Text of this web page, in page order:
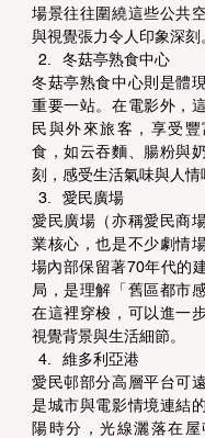
場景往往圍繞這些公共
與視覺張力令人印象深刻
冬菇亭熟食中心
冬菇亭熟食中心則是體
重要一站。在電影外，
民與外來旅客，享受
食，如云吞麵、腸粉與
刻，感受生活氣味與人情
愛民廣場
愛民廣場（亦稱愛民商
業核心，也是不少劇情
場內部保留著70年代的
局，是理解「舊區都市
在這裡穿梭，可以進一
視覺背景與生活細節。
維多利亞港
愛民邨部分高層平台可
是城市與電影情境連結
陽時分，光線灑落在